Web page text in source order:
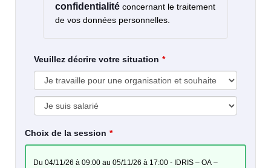
confidentialité concernant le traitement
de vos données personnelles.
Veuillez décrire votre situation
Choix de la session
du 04/11/26 à 09:00 au 05/11/26 à 17:00 - IDRIS – OA –